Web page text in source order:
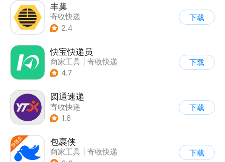
丰巢
寄收快递
2.4
下载
快宝快递员
商家工具
寄收快递
4.7
下载
圆通速递
寄收快递
1.6
下载
包裹侠
商家工具
寄收快递
下载